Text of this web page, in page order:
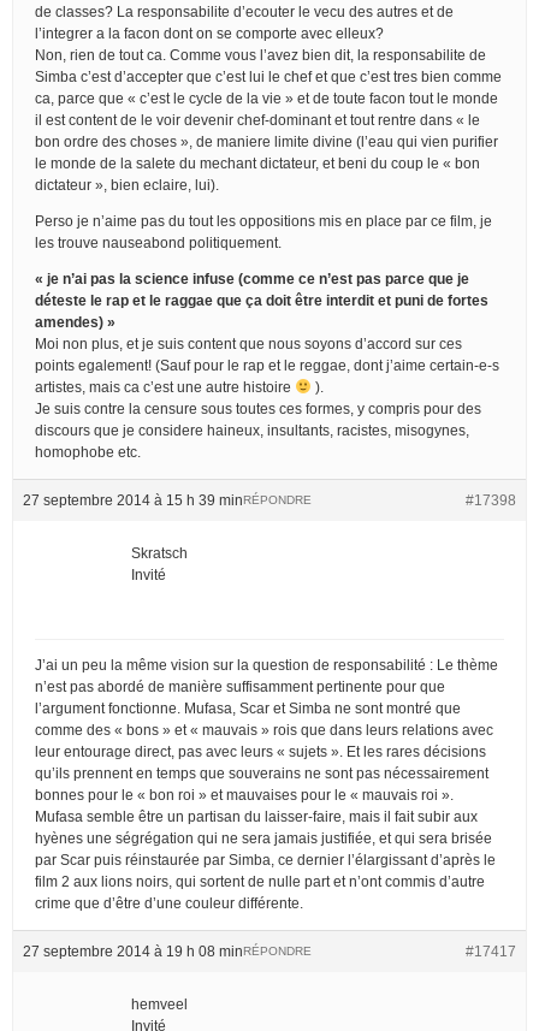
de classes? La responsabilite d’ecouter le vecu des autres et de
l’integrer a la facon dont on se comporte avec elleux?
Non, rien de tout ca. Comme vous l’avez bien dit, la responsabilite de
Simba c’est d’accepter que c’est lui le chef et que c’est tres bien comme
ca, parce que « c’est le cycle de la vie » et de toute facon tout le monde
il est content de le voir devenir chef-dominant et tout rentre dans « le
bon ordre des choses », de maniere limite divine (l’eau qui vien purifier
le monde de la salete du mechant dictateur, et beni du coup le « bon
dictateur », bien eclaire, lui).
Perso je n’aime pas du tout les oppositions mis en place par ce film, je
les trouve nauseabond politiquement.
« je n’ai pas la science infuse (comme ce n’est pas parce que je
déteste le rap et le raggae que ça doit être interdit et puni de fortes
amendes) »
Moi non plus, et je suis content que nous soyons d’accord sur ces
points egalement! (Sauf pour le rap et le reggae, dont j’aime certain-e-s
artistes, mais ca c’est une autre histoire
).
Je suis contre la censure sous toutes ces formes, y compris pour des
discours que je considere haineux, insultants, racistes, misogynes,
homophobe etc.
27 septembre 2014 à 15 h 39 min #17398
RÉPONDRE
Skratsch
Invité
J’ai un peu la même vision sur la question de responsabilité : Le thème
n’est pas abordé de manière suffisamment pertinente pour que
l’argument fonctionne. Mufasa, Scar et Simba ne sont montré que
comme des « bons » et « mauvais » rois que dans leurs relations avec
leur entourage direct, pas avec leurs « sujets ». Et les rares décisions
qu’ils prennent en temps que souverains ne sont pas nécessairement
bonnes pour le « bon roi » et mauvaises pour le « mauvais roi ».
Mufasa semble être un partisan du laisser-faire, mais il fait subir aux
hyènes une ségrégation qui ne sera jamais justifiée, et qui sera brisée
par Scar puis réinstaurée par Simba, ce dernier l’élargissant d’après le
film 2 aux lions noirs, qui sortent de nulle part et n’ont commis d’autre
crime que d’être d’une couleur différente.
27 septembre 2014 à 19 h 08 min #17417
RÉPONDRE
hemveel
Invité